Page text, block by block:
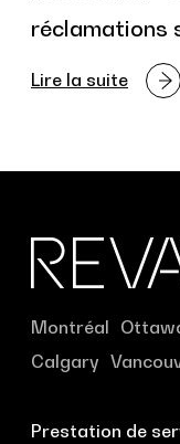
réclamations
Lire la suite
Montréal
Calgary
Prestation de